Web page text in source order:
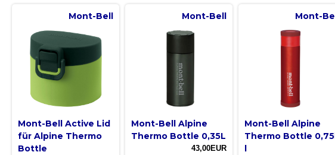
Mont-Bell
Mont-Bell Active Lid
für Alpine Thermo
Bottle
Mont-Bell
Mont-Bell Alpine
Thermo Bottle 0,35L
43,00EUR
Mont-Bell
Mont-Bell Alpine
Thermo Bottle 0,75l